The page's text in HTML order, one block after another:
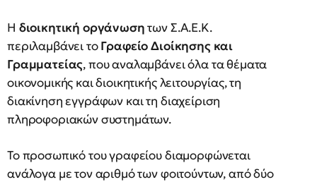
Η διοικητική οργάνωσητων Σ.Α.Ε.Κ.
περιλαμβάνει τοΓραφείο Διοίκησης και
Γραμματείας, που αναλαμβάνει όλα τα θέματα
οικονομικής και διοικητικής λειτουργίας, τη
διακίνηση εγγράφων και τη διαχείριση
πληροφοριακών συστημάτων.
Το προσωπικό του γραφείου διαμορφώνεται
ανάλογα με τον αριθμό των φοιτούντων, από δύο